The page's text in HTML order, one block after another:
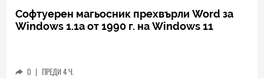
Софтуерен магьосник прехвърли Word за
Windows 1.1a от 1990 г. на Windows 11
0 | ПРЕДИ 4 Ч.